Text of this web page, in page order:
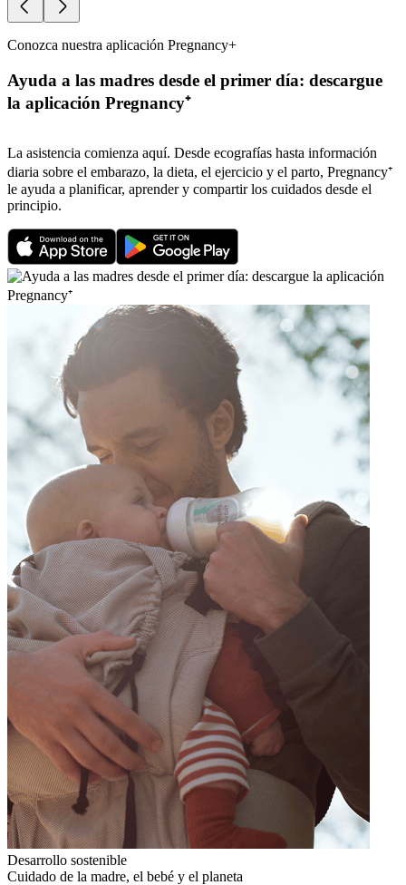
Conozca nuestra aplicación Pregnancy+
Ayuda a las madres desde el primer día: descargue
la aplicación Pregnancy⁺
La asistencia comienza aquí. Desde ecografías hasta información
diaria sobre el embarazo, la dieta, el ejercicio y el parto, Pregnancy⁺
le ayuda a planificar, aprender y compartir los cuidados desde el
principio.
Desarrollo sostenible
Cuidado de la madre, el bebé y el planeta